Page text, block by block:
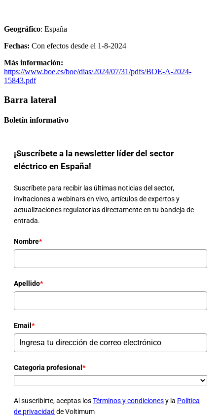
Geográfico: España
Fechas: Con efectos desde el 1-8-2024
Más información:
https://www.boe.es/boe/dias/2024/07/31/pdfs/BOE-A-2024-
15843.pdf
Barra lateral
Boletín informativo
¡Suscríbete a la newsletter líder del sector
eléctrico en España!
Suscríbete para recibir las últimas noticias del sector,
invitaciones a webinars en vivo, artículos de expertos y
actualizaciones regulatorias directamente en tu bandeja de
entrada.
Nombre*
Apellido*
Email *
Categoria profesional *
Al suscribirte, aceptas losTérminos y condicionesy la Política
de privacidad de Voltimum